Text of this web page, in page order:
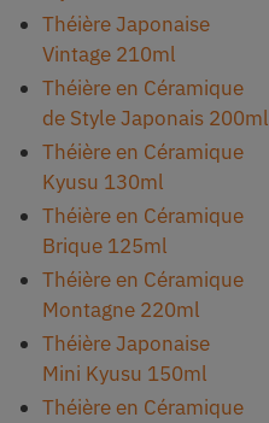
Théière Japonaise
Vintage 210ml
Théière en Céramique
de Style Japonais 200ml
Théière en Céramique
Kyusu 130ml
Théière en Céramique
Brique 125ml
Théière en Céramique
Montagne 220ml
Théière Japonaise
Mini Kyusu 150ml
Théière en Céramique